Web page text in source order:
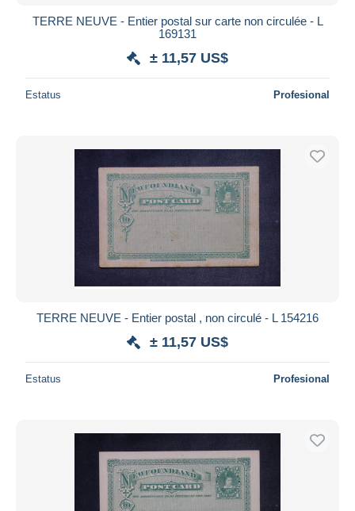
TERRE NEUVE - Entier postal sur carte non circulée - L
169131
± 11,57 US$
Estatus Profesional
TERRE NEUVE - Entier postal , non circulé - L 154216
± 11,57 US$
Estatus Profesional